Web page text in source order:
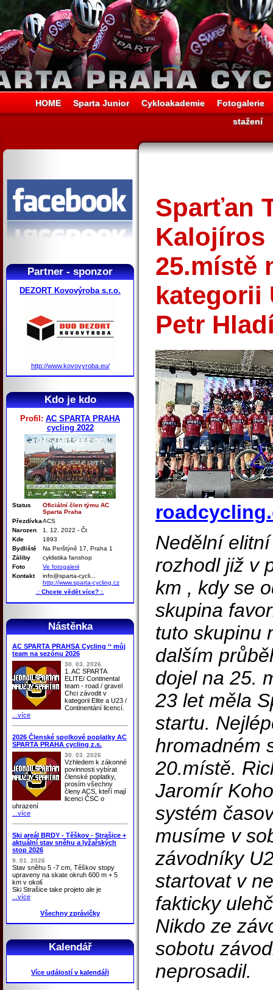
HOME Sparta Junior Cykloakademie
Fotogalerie
stažení
Partner - sponzor
DEZORT Kovovýroba s.r.o.
http://www.kovovyroba.eu/
Kdo je kdo
Profil: AC SPARTA PRAHA
cycling 2022
Status
Oficiální člen týmu AC
Sparta Praha
PřezdívkaACS
Narozen
1. 12. 2022 - Čt
Kde
1893
Bydliště
Na Perštýně 17, Praha 1
Záliby
cyklistika fanshop
Foto
Ve fotogalerii
Kontakt
info@sparta-cycli...
http://www.sparta-cycling.cz
.: Chcete vědět více? :.
Nástěnka
AC SPARTA PRAHSA Cycling ‘‘ můj
team na sezónu 2026
30. 03. 2026
1. AC SPARTA
ELITE/ Continental
team - road / gravel
Chci závodit v
kategorii Elite a U23 /
Continentání licencí.
...více
2026 Členské spolkové poplatky AC
SPARTA PRAHA cycling z.s.
30. 03. 2026
Vzhledem k zákonné
povinnosti vybírat
členské poplatky,
prosím všechny
členy ACS, kteří mají
licenci ČSC o
uhrazení
...více
Ski areál BRDY - Těškov - Strašice +
aktuální stav sněhu a lyžařských
stop 2026
9. 01. 2026
Stav sněhu 5 -7 cm, Těškov stopy
upraveny na skate okruh 600 m + 5
km v okolí
Ski Strašice take projeto ale je
...více
Všechny zprávičky
Kalendář
Více událostí v kalendáři
Sparťan
Kalojíros
25.místě
kategorii
Petr
Nedělní
rozhodl již v
km , kdy se
skupina
tuto skupinu
dalším
dojel na 25.
23 let měla
startu.
hromadném
20.místě.
Jaromír
systém
musíme v
závodníky
startovat v
fakticky
Nikdo ze
sobotu
neprosadil.